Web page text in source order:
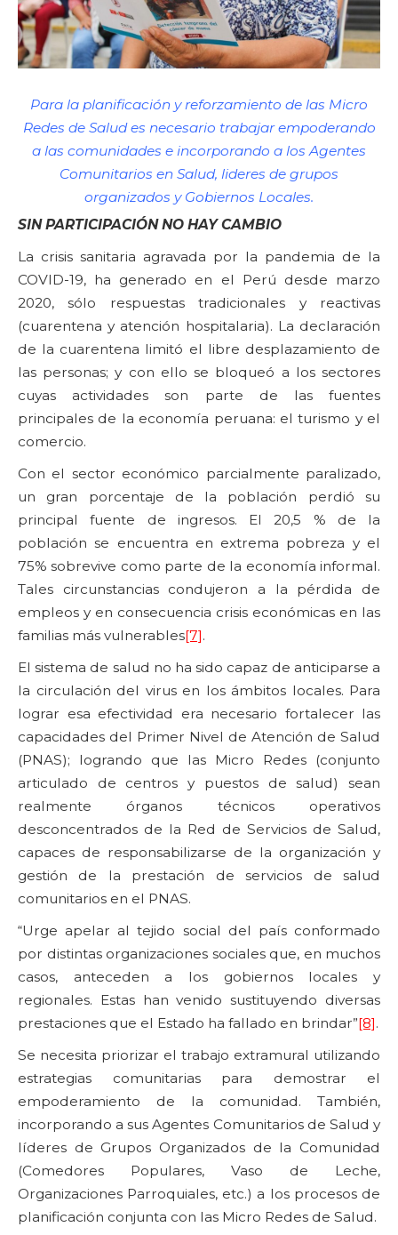
Para la planificación y reforzamiento de las Micro
Redes de Salud es necesario trabajar empoderando
a las comunidades e incorporando a los Agentes
Comunitarios en Salud, lideres de grupos
organizados y Gobiernos Locales.
SIN PARTICIPACIÓN NO HAY CAMBIO
La crisis sanitaria agravada por la pandemia de la
COVID-19, ha generado en el Perú desde marzo
2020, sólo respuestas tradicionales y reactivas
(cuarentena y atención hospitalaria). La declaración
de la cuarentena limitó el libre desplazamiento de
las personas; y con ello se bloqueó a los sectores
cuyas actividades son parte de las fuentes
principales de la economía peruana: el turismo y el
comercio.
Con el sector económico parcialmente paralizado,
un gran porcentaje de la población perdió su
principal fuente de ingresos. El 20,5 % de la
población se encuentra en extrema pobreza y el
75% sobrevive como parte de la economía informal.
Tales circunstancias condujeron a la pérdida de
empleos y en consecuencia crisis económicas en las
familias más vulnerables[7].
El sistema de salud no ha sido capaz de anticiparse a
la circulación del virus en los ámbitos locales. Para
lograr esa efectividad era necesario fortalecer las
capacidades del Primer Nivel de Atención de Salud
(PNAS); logrando que las Micro Redes (conjunto
articulado de centros y puestos de salud) sean
realmente órganos técnicos operativos
desconcentrados de la Red de Servicios de Salud,
capaces de responsabilizarse de la organización y
gestión de la prestación de servicios de salud
comunitarios en el PNAS.
“Urge apelar al tejido social del país conformado
por distintas organizaciones sociales que, en muchos
casos, anteceden a los gobiernos locales y
regionales. Estas han venido sustituyendo diversas
prestaciones que el Estado ha fallado en brindar”[8].
Se necesita priorizar el trabajo extramural utilizando
estrategias comunitarias para demostrar el
empoderamiento de la comunidad. También,
incorporando a sus Agentes Comunitarios de Salud y
líderes de Grupos Organizados de la Comunidad
(Comedores Populares, Vaso de Leche,
Organizaciones Parroquiales, etc.) a los procesos de
planificación conjunta con las Micro Redes de Salud.